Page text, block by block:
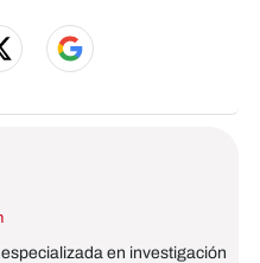
en investigación